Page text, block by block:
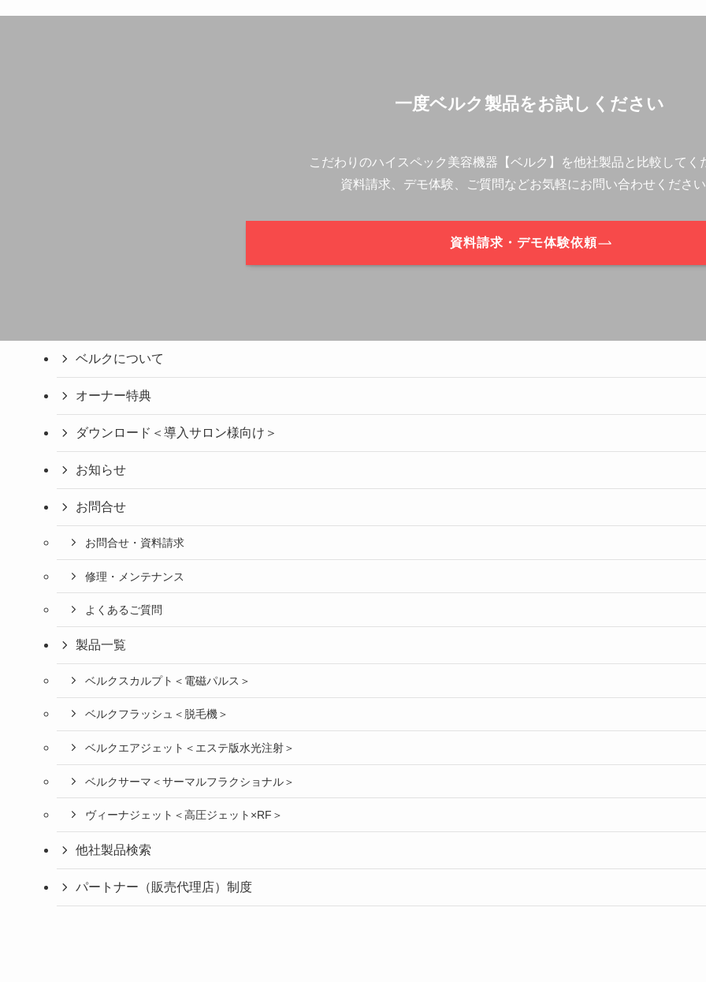
一度ベルク製品をお試しください
こだわりのハイスペック美容機器【ベルク】を他社製品と比較してく
資料請求、デモ体験、ご質問などお気軽にお問い合わせくださ
資料請求・デモ体験依頼
ベルクについて
オーナー特典
ダウンロード＜導入サロン様向け＞
お知らせ
お問合せ
お問合せ・資料請求
修理・メンテナンス
よくあるご質問
製品一覧
ベルクスカルプト＜電磁パルス＞
ベルクフラッシュ＜脱毛機＞
ベルクエアジェット＜エステ版水光注射＞
ベルクサーマ＜サーマルフラクショナル＞
ヴィーナジェット＜高圧ジェット×RF＞
他社製品検索
パートナー（販売代理店）制度